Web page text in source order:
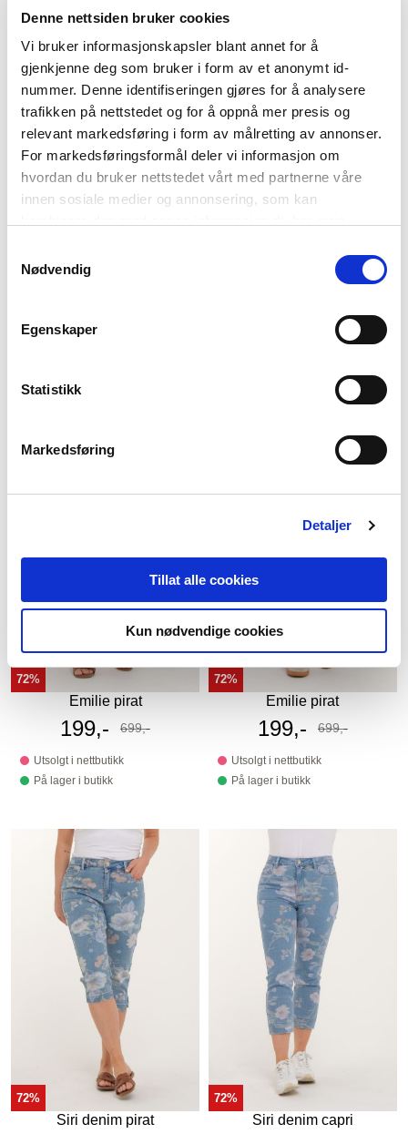
Denne nettsiden bruker cookies
Vi bruker informasjonskapsler blant annet for å
gjenkjenne deg som bruker i form av et anonymt id-
nummer. Denne identifiseringen gjøres for å analysere
trafikken på nettstedet og for å oppnå mer presis og
relevant markedsføring i form av målretting av annonser.
For markedsføringsformål deler vi informasjon om
hvordan du bruker nettstedet vårt med partnerne våre
innen sosiale medier og annonsering, som kan
din bruk av tjenestene deres. Les mer om hvilke
opplysninger vi samler og hva vi ber om samtykke til i
Nødvendig
Egenskaper
Statistikk
Markedsføring
Detaljer
Tillat alle cookies
Kun nødvendige cookies
Siri regular jeans 72 cm
På lager i nettbutikken
Siri denim pirat
Tilbudspris
72%
Emilie pirat
Tilbudspris
199,- Før
699,-
Utsolgt i nettbutikk
På lager i butikk
72%
Emilie pirat
Tilbudspris
199,- Før
699,-
Utsolgt i nettbutikk
På lager i butikk
72%
Siri denim pirat
72%
Siri denim capri